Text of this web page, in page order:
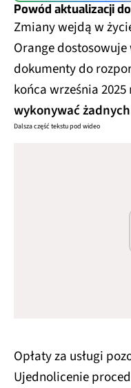
Powód aktualizacji
Zmiany wejdą w
Orange
dokumenty do
końca września 2025
wykonywać
Dalsza część tekstu pod wideo
Opłaty za usługi
Ujednolicenie